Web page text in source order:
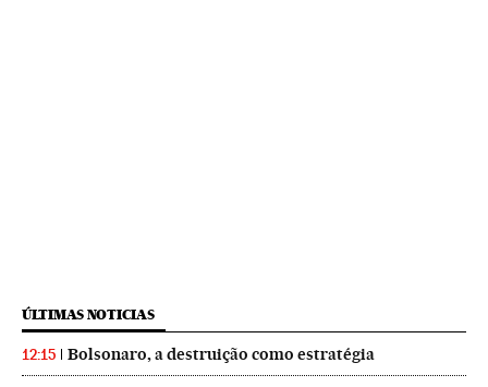
ÚLTIMAS NOTICIAS
12:15 Bolsonaro, a destruição como estratégia